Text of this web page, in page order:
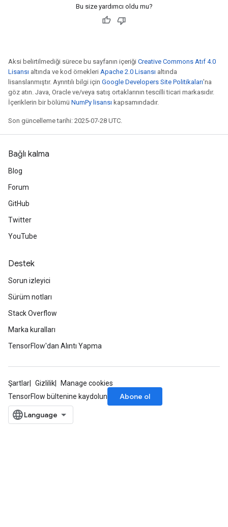
Bu size yardımcı oldu mu?
Aksi belirtilmediği sürece bu sayfanın içeriği Creative Commons Atıf 4.0
Lisansı altında ve kod örnekleri Apache 2.0 Lisansı altında
lisanslanmıştır. Ayrıntılı bilgi için Google Developers Site Politikaları'na
göz atın. Java, Oracle ve/veya satış ortaklarının tescilli ticari markasıdır.
İçeriklerin bir bölümü NumPy lisansı kapsamındadır.
Son güncelleme tarihi: 2025-07-28 UTC.
Bağlı kalma
Blog
Forum
GitHub
Twitter
YouTube
Destek
Sorun izleyici
Sürüm notları
Stack Overflow
Marka kuralları
TensorFlow'dan Alıntı Yapma
Şartlar Gizlilik
Manage cookies
TensorFlow bültenine kaydolun
Abone ol